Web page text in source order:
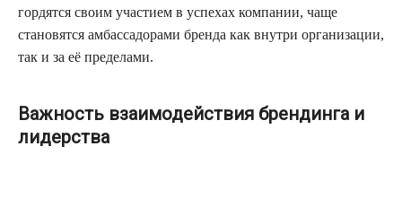
гордятся своим участием в успехах компании, чаще
становятся амбассадорами бренда как внутри организации,
так и за её пределами.
Важность взаимодействия брендинга и
лидерства